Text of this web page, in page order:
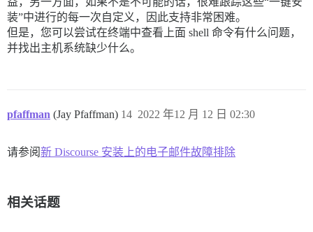
装”中进行的每一次自定义，因此支持非常困难。
但是，您可以尝试在终端中查看上面 shell 命令有什么问题，
并找出主机系统缺少什么。
pfaffman (Jay Pfaffman) 2022 年12 月 12 日 02:30
14
请参阅新 Discourse 安装上的电子邮件故障排除
相关话题